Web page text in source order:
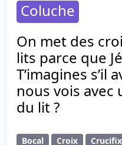
Coluche
On met des
lits parce que
T’imagines s’il
nous vois avec
du lit ?
Bocal Croix